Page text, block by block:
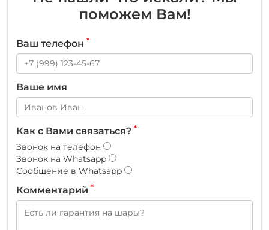
поможем Вам!
Ваш телефон *
Ваше имя
Как с Вами связаться? *
Звонок на телефон
Звонок на Whatsapp
Сообщение в Whatsapp
Комментарий *